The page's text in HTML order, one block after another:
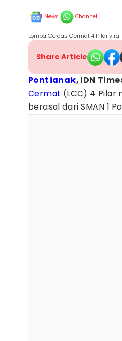
News Channel
Lomba Cerdas Cermat 4 Pilar
Share Article
Pontianak, IDN
Cermat (LCC) 4 Pilar
berasal dari SMAN 1